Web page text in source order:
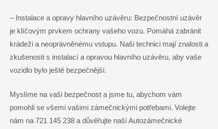
– Instalace a opravy hlavního uzávěru: Bezpečnostní uzávěr
je klíčovým prvkem ochrany vašeho vozu. Pomáhá zabránit
krádeži a neoprávněnému vstupu. Naši technici mají znalosti a
zkušenosti s instalací a opravou hlavního uzávěru, aby vaše
vozidlo bylo ještě bezpečnější.
Myslíme na vaši bezpečnost a jsme tu, abychom vám
pomohli se všemi vašimi zámečnickými potřebami. Volejte
nám na 721 145 238 a důvěřujte naší Autozámečnické